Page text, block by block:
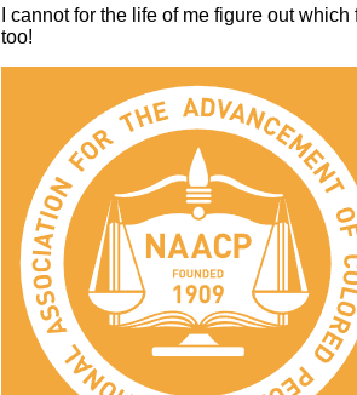
I cannot for the life of me figure out
too!